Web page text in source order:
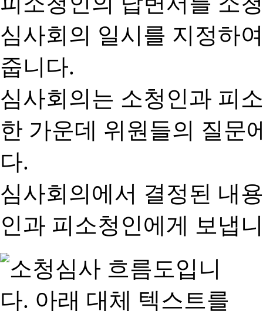
심사회의 일시를 지정하
줍니다.
심사회의는 소청인과 피
한 가운데 위원들의 질문
다.
심사회의에서 결정된 내
인과 피소청인에게 보냅